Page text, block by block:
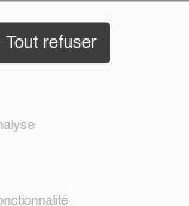
Tout refuser
du 29 mai 2024,
par les flammes. Il